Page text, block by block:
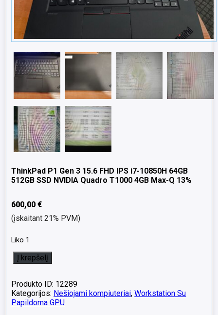
ThinkPad P1 Gen 3 15.6 FHD IPS i7-10850H 64GB
512GB SSD NVIDIA Quadro T1000 4GB Max-Q 13%
600,00€
(įskaitant 21% PVM)
Liko 1
produkto
kiekis:
P1
Gen
3
Į krepšelį
Produkto ID: 12289
Kategorijos: Nešiojami kompiuteriai,Workstation Su
Papildoma GPU